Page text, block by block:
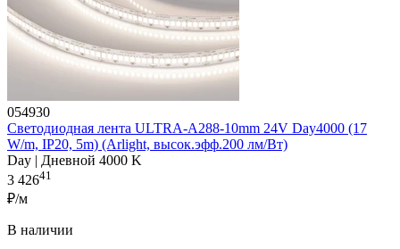
054930
Светодиодная лента ULTRA-A288-10mm 24V Day4000 (17
W/m, IP20, 5m) (Arlight, высок.эфф.200 лм/Вт)
Day | Дневной 4000 K
3 42641
₽/м
В наличии